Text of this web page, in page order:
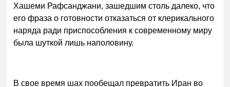
Хашеми Рафсанджани, зашедшим столь далеко, что
его фраза о готовности отказаться от клерикального
наряда ради приспособления к современному миру
была шуткой лишь наполовину.
В свое время шах пообещал превратить Иран во